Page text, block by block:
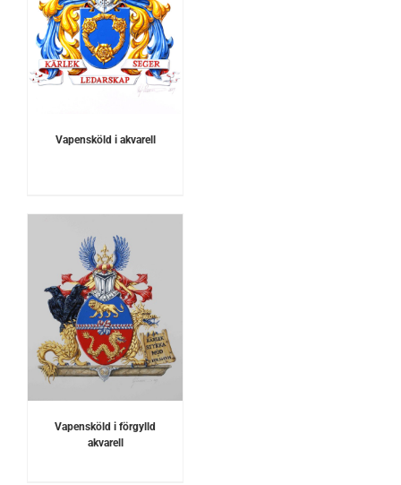
Vapensköld i akvarell
Vapensköld i förgylld
akvarell